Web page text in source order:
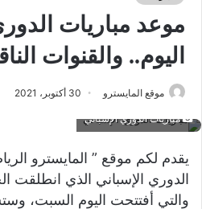
موعد مباريات
اليوم.. والقنوات
موقع المايسترو 30 أكتوبر، 2021
مباريات الدوري الإسباني
يقدم لكم موقع ” المايسترو
الدوري الإسباني الذي انطلقت
والتي أفتتحت اليوم السبت،